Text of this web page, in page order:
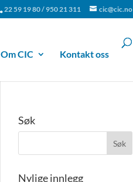
22 59 19 80 / 950 21 311 cic@cic.no
Om CIC Kontakt oss
Søk
Nylige innlegg